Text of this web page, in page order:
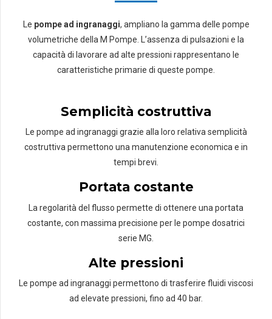
Le pompe ad ingranaggi, ampliano la gamma delle pompe
volumetriche della M Pompe. L’assenza di pulsazioni e la
capacità di lavorare ad alte pressioni rappresentano le
caratteristiche primarie di queste pompe.
Semplicità costruttiva
Le pompe ad ingranaggi grazie alla loro relativa semplicità
costruttiva permettono una manutenzione economica e in
tempi brevi.
Portata costante
La regolarità del flusso permette di ottenere una portata
costante, con massima precisione per le pompe dosatrici
serie MG.
Alte pressioni
Le pompe ad ingranaggi permettono di trasferire fluidi viscosi
ad elevate pressioni, fino ad 40 bar.